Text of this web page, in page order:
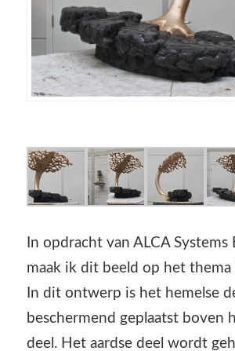
In opdracht van ALCA Systems
maak ik dit beeld op het thema
In dit ontwerp is het hemelse
beschermend geplaatst boven
deel. Het aardse deel wordt